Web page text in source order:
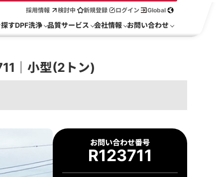
採用情報 検討中 新規登録 ログイン Global
すDPF洗浄 品質サービス 会社情報 お問い合わせ
｜小型(2トン)
お問い合わせ番号
R123711